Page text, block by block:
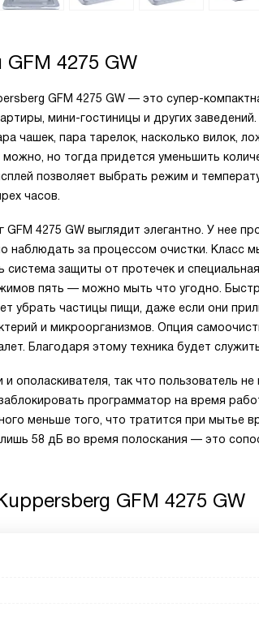
GFM 4275 GW
GFM 4275 GW — это супер-
мини-гостиницы и других
чашек, пара тарелок, насколько вилок,
но тогда придется уменьшить
позволяет выбрать режим и
часов.
4275 GW выглядит элегантно. У нее
наблюдать за процессом очистки. Класс
система защиты от протечек и
пять — можно мыть что угодно.
убрать частицы пищи, даже если они
и микроорганизмов. Опция
Благодаря этому техника будет
ополаскивателя, так что пользователь
программатор на время
меньше того, что тратится при мытье
лишь 58 дБ во время полоскания — это
GFM 4275 GW